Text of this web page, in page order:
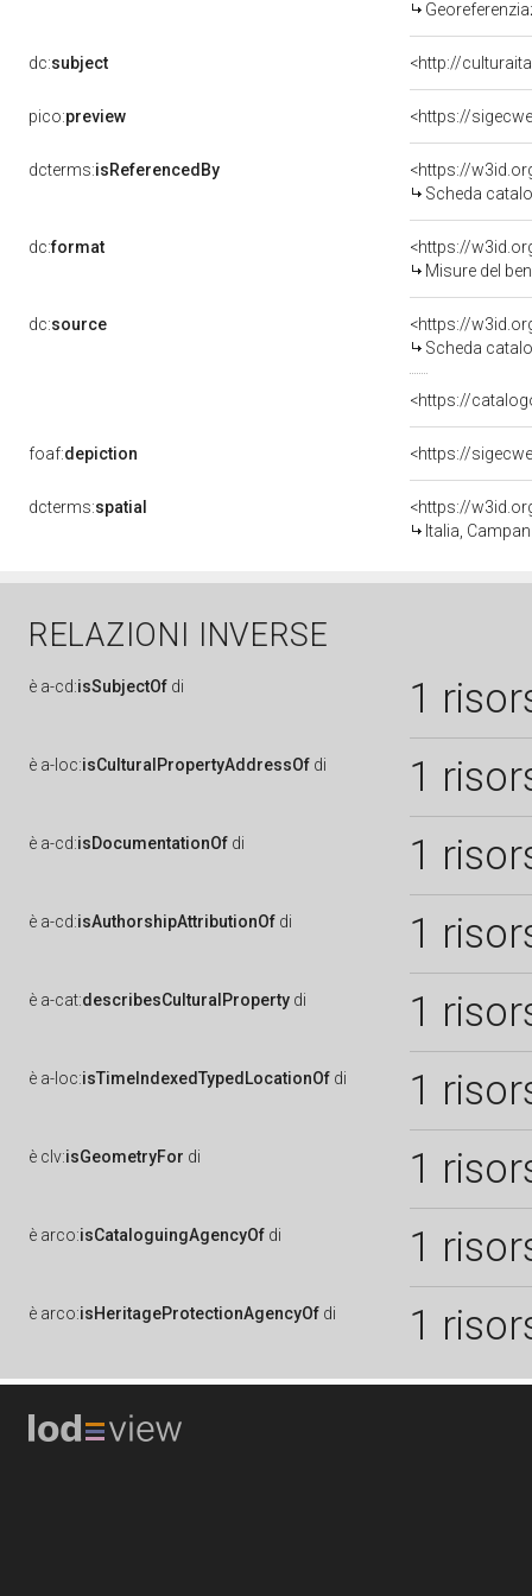
dc:subject <http://
pico:preview <https://
dcterms:isReferencedBy
<https://
Scheda
dc:format
<https://
Misure del
dc:source
<https://
Scheda
<https://
foaf:depiction <https://
dcterms:spatial
<https://
Italia,
RELAZIONI INVERSE
è a-cd:isSubjectOf di 1
è a-loc:isCulturalPropertyAddressOf di 1
è a-cd:isDocumentationOf di 1
è a-cd:isAuthorshipAttributionOf di 1
è a-cat:describesCulturalProperty di 1
è a-loc:isTimeIndexedTypedLocationOf di 1
è clv:isGeometryFor di 1
è arco:isCataloguingAgencyOf di 1
è arco:isHeritageProtectionAgencyOf di 1